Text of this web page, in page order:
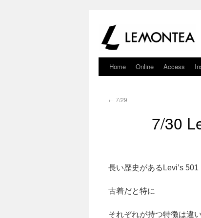
Home Online Access
← 7/29
7/30
長い歴史があるLevi’s 501
古着だと特に
それぞれが持つ特徴は違い